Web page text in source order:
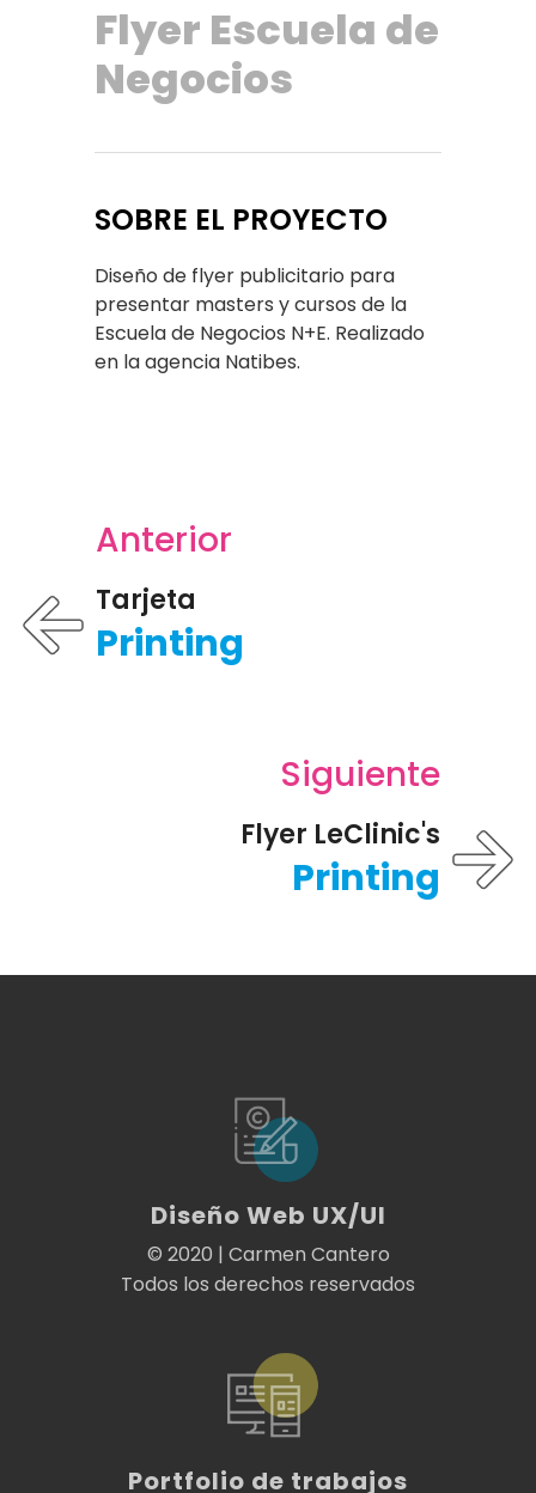
Flyer Escuela de
Negocios
SOBRE EL PROYECTO
Diseño de flyer publicitario para
presentar masters y cursos de la
Escuela de Negocios N+E. Realizado
en la agencia Natibes.
Anterior
Tarjeta
Printing
Siguiente
Flyer LeClinic's
Printing
Diseño Web UX/UI
© 2020 | Carmen Cantero
Todos los derechos reservados
Portfolio de trabajos